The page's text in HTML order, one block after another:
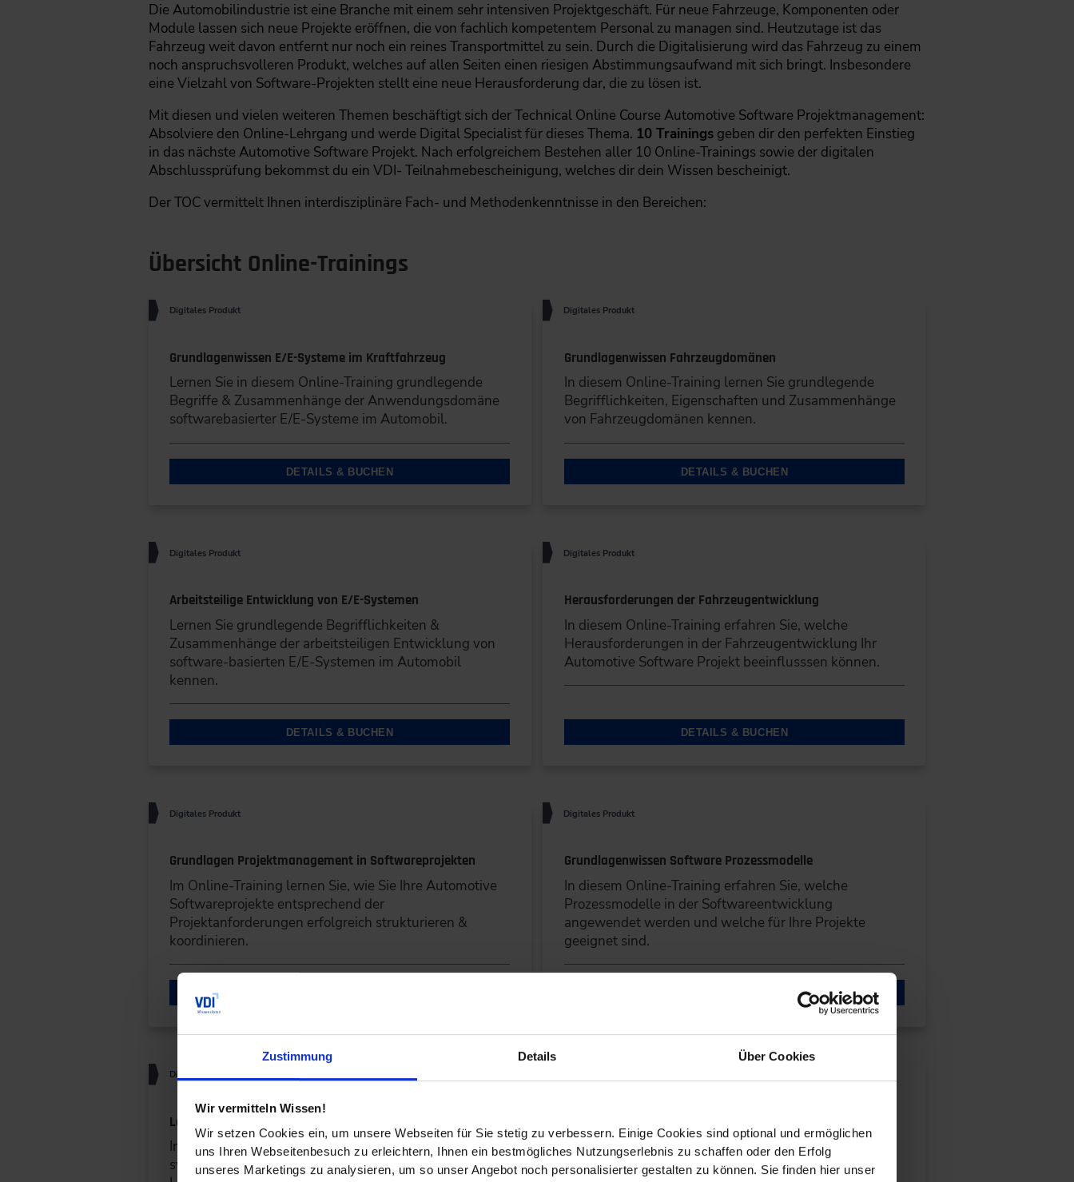
Zustimmung Details Über Cookies
Wir vermitteln Wissen!
Wir setzen Cookies ein, um unsere Webseiten für Sie stetig zu verbessern. Einige Cookies sind optional und ermöglichen
uns Ihren Webseitenbesuch zu erleichtern, Ihnen ein bestmögliches Nutzungserlebnis zu schaffen oder den Erfolg
unseres Marketings zu analysieren, um so unser Angebot noch personalisierter gestalten zu können. Sie finden hier unser
Die Automobilindustrie ist eine Branche mit einem sehr intensiven Projektgeschäft. Für neue Fahrzeuge, Komponenten oder
Module lassen sich neue Projekte eröffnen, die von fachlich kompetentem Personal zu managen sind. Heutzutage ist das
Fahrzeug weit davon entfernt nur noch ein reines Transportmittel zu sein. Durch die Digitalisierung wird das Fahrzeug zu einem
noch anspruchsvolleren Produkt, welches auf allen Seiten einen riesigen Abstimmungsaufwand mit sich bringt. Insbesondere
eine Vielzahl von Software-Projekten stellt eine neue Herausforderung dar, die zu lösen ist.
Mit diesen und vielen weiteren Themen beschäftigt sich der Technical Online Course Automotive Software Projektmanagement:
Absolviere den Online-Lehrgang und werde Digital Specialist für dieses Thema. 10 Trainingsgeben dir den perfekten Einstieg
in das nächste Automotive Software Projekt. Nach erfolgreichem Bestehen aller 10 Online-Trainings sowie der digitalen
Abschlussprüfung bekommst du ein VDI- Teilnahmebescheinigung, welches dir dein Wissen bescheinigt.
Der TOC vermittelt Ihnen interdisziplinäre Fach- und Methodenkenntnisse in den Bereichen:
Übersicht Online-Trainings
Digitales Produkt
Grundlagenwissen E/E-Systeme im Kraftfahrzeug
Lernen Sie in diesem Online-Training grundlegende
Begriffe & Zusammenhänge der Anwendungsdomäne
softwarebasierter E/E-Systeme im Automobil.
DETAILS & BUCHEN
Digitales Produkt
Grundlagenwissen Fahrzeugdomänen
In diesem Online-Training lernen Sie grundlegende
Begrifflichkeiten, Eigenschaften und Zusammenhänge
von Fahrzeugdomänen kennen.
DETAILS & BUCHEN
Digitales Produkt
Arbeitsteilige Entwicklung von E/E-Systemen
Lernen Sie grundlegende Begrifflichkeiten &
Zusammenhänge der arbeitsteiligen Entwicklung von
software-basierten E/E-Systemen im Automobil
kennen.
DETAILS & BUCHEN
Digitales Produkt
Herausforderungen der Fahrzeugentwicklung
In diesem Online-Training erfahren Sie, welche
Herausforderungen in der Fahrzeugentwicklung Ihr
Automotive Software Projekt beeinflusssen können.
DETAILS & BUCHEN
Digitales Produkt
Grundlagen Projektmanagement in Softwareprojekten
Im Online-Training lernen Sie, wie Sie Ihre Automotive
Softwareprojekte entsprechend der
Projektanforderungen erfolgreich strukturieren &
koordinieren.
Digitales Produkt
Grundlagenwissen Software Prozessmodelle
In diesem Online-Training erfahren Sie, welche
Prozessmodelle in der Softwareentwicklung
angewendet werden und welche für Ihre Projekte
geeignet sind.
Digitales Produkt
Lastenhefte für Automotive Softwareprojekte
Im Online-Training lernen Sie Basics zum
systematischen Requirements Engineering und wie Sie
In diesem Online-Training lernen Sie, wie Sie die
Qualität Ihrer Software im Fahrzeug sicherstellen und